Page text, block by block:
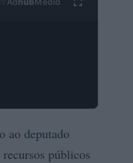
ao deputado
públicos